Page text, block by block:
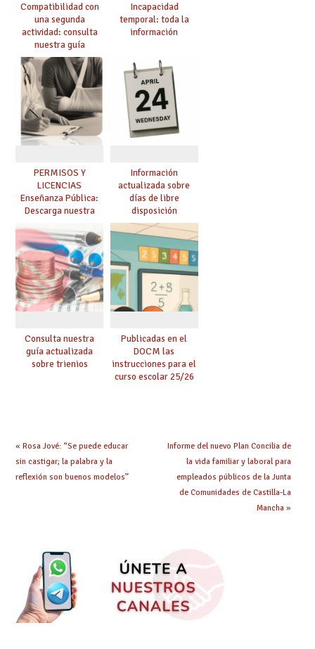
Compatibilidad con
una segunda
actividad: consulta
nuestra guía
actualizada
Incapacidad
temporal: toda la
información
PERMISOS Y
LICENCIAS
Enseñanza Pública:
Descarga nuestra
Información
actualizada sobre
días de libre
disposición
retribuidos
Consulta nuestra
guía actualizada
sobre trienios
Publicadas en el
DOCM las
instrucciones para el
curso escolar 25/26
« Rosa Jové: “Se puede educar
sin castigar; la palabra y la
reflexión son buenos modelos”
Informe del nuevo Plan Concilia de
la vida familiar y laboral para
empleados públicos de la Junta
de Comunidades de Castilla-La
Mancha»